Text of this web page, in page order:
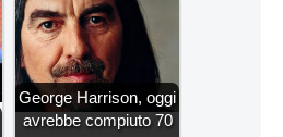
George Harrison, oggi
avrebbe compiuto 70